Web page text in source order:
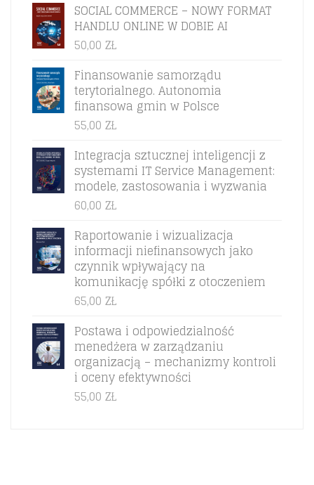
SOCIAL COMMERCE – NOWY FORMAT
HANDLU ONLINE W DOBIE AI
50,00 ZŁ
Finansowanie samorządu
terytorialnego. Autonomia
finansowa gmin w Polsce
55,00 ZŁ
Integracja sztucznej inteligencji z
systemami IT Service Management:
modele, zastosowania i wyzwania
60,00 ZŁ
Raportowanie i wizualizacja
informacji niefinansowych jako
czynnik wpływający na
komunikację spółki z otoczeniem
65,00 ZŁ
Postawa i odpowiedzialność
menedżera w zarządzaniu
organizacją – mechanizmy kontroli
i oceny efektywności
55,00 ZŁ